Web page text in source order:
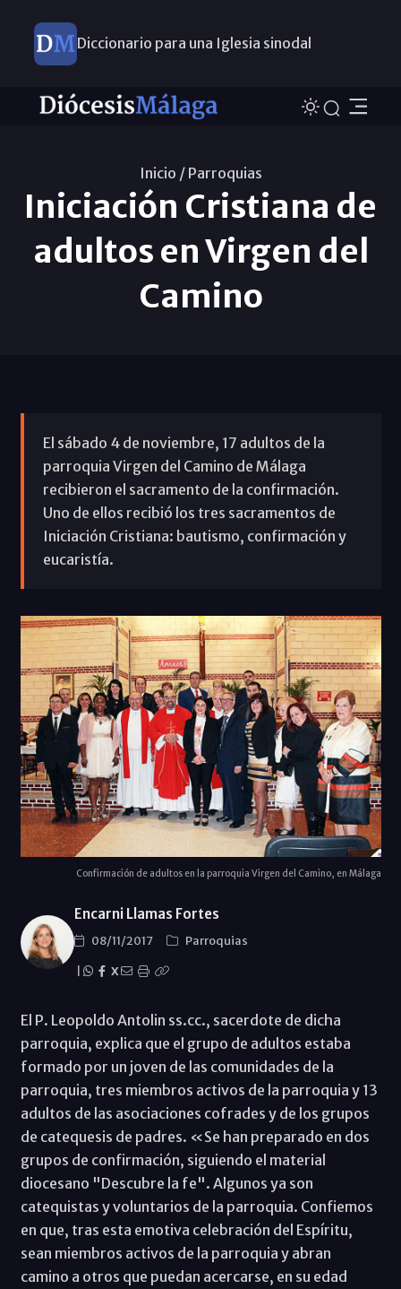
Diccionario para una Iglesia sinodal
Nuevos nombramientos
Inicio / Parroquias
Iniciación Cristiana de
adultos en Virgen del
Camino
El sábado 4 de noviembre, 17 adultos de la
parroquia Virgen del Camino de Málaga
recibieron el sacramento de la confirmación.
Uno de ellos recibió los tres sacramentos de
Iniciación Cristiana: bautismo, confirmación y
eucaristía.
Confirmación de adultos en la parroquia Virgen del Camino, en Málaga
Encarni Llamas Fortes
08/11/2017
Parroquias
X
El P. Leopoldo Antolin ss.cc., sacerdote de dicha
parroquia, explica que el grupo de adultos estaba
formado por un joven de las comunidades de la
parroquia, tres miembros activos de la parroquia y 13
adultos de las asociaciones cofrades y de los grupos
de catequesis de padres. «Se han preparado en dos
grupos de confirmación, siguiendo el material
diocesano "Descubre la fe". Algunos ya son
catequistas y voluntarios de la parroquia. Confiemos
en que, tras esta emotiva celebración del Espíritu,
sean miembros activos de la parroquia y abran
camino a otros que puedan acercarse, en su edad